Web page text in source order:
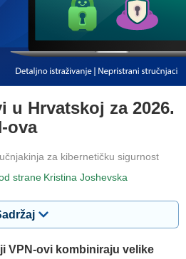
u Hrvatskoj za 2026.
ova
strane Kristina Joshevska
za kibernetičku sigurnost
VPN-ovi kombiniraju velike